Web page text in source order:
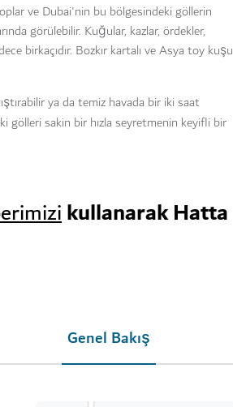
ve Dubai'nin bu bölgesindeki göllerin
görülebilir. Kuğular, kazlar, ördekler,
birkaçıdır. Bozkır kartalı ve Asya toy kuşu
ya da temiz havada bir iki saat
gölleri sakin bir hızla seyretmenin keyifli bir
kullanarak Hatta
Genel Bakış